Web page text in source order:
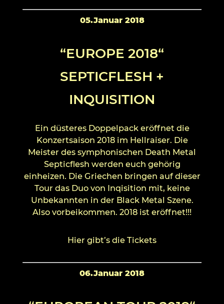
05.Januar 2018
“EUROPE 2018“
SEPTICFLESH +
INQUISITION
Ein düsteres Doppelpack eröffnet die
Konzertsaison 2018 im Hellraiser. Die
Meister des symphonischen Death Metal
Septicflesh werden euch gehörig
einheizen. Die Griechen bringen auf dieser
Tour das Duo von Inqisition mit, keine
Unbekannten in der Black Metal Szene.
Also vorbeikommen. 2018 ist eröffnet!!!
Hier gibt’s die Tickets
06.Januar 2018